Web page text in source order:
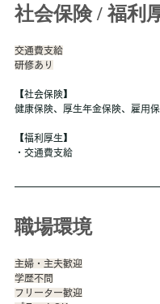
社会保険 / 福利
交通費支給
研修あり
【社会保険】
健康保険、厚生年金保険、雇用
【福利厚生】
・交通費支給
職場環境
主婦・主夫歓迎
学歴不問
フリーター歓迎